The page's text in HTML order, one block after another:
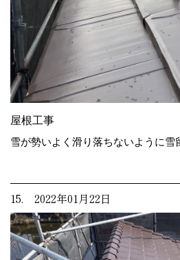
屋根工事
雪が勢いよく滑り落ちないように雪
15. 2022年01月22日